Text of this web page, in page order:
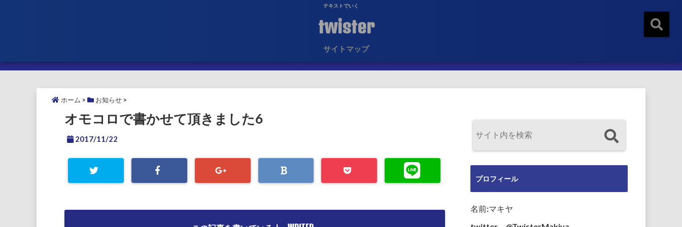
テキストでいく
twister
サイトマップ
ホーム > お知らせ >
オモコロで書かせて頂きました6
2017/11/22
プロフィール
名前:マキヤ